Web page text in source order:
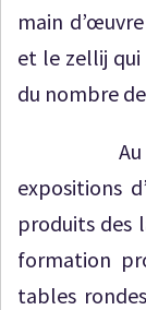
main
et le zellij qui
du nombre
Au
expositions
produits des
formation
tables